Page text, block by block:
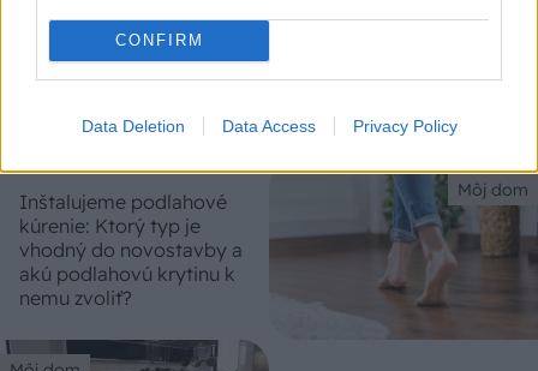
CONFIRM
Data Deletion Data Access Privacy Policy
Dvierka skriniek sa
opravíte aj bez majstra!
Môj dom
Inštalujeme podlahové
kúrenie: Ktorý typ je
vhodný do novostavby a
akú podlahovú krytinu k
nemu zvoliť?